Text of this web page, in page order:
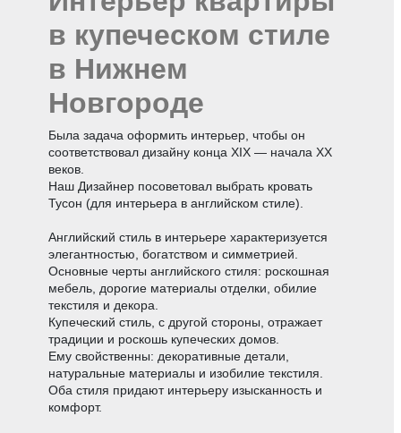
в купеческом стиле
в Нижнем
Новгороде
Была задача оформить интерьер, чтобы он
соответствовал дизайну конца XIX — начала XX
веков.
Наш Дизайнер посоветовал выбрать кровать
Тусон (для интерьера в английском стиле).
Английский стиль в интерьере характеризуется
элегантностью, богатством и симметрией.
Основные черты английского стиля: роскошная
мебель, дорогие материалы отделки, обилие
текстиля и декора.
Купеческий стиль, с другой стороны, отражает
традиции и роскошь купеческих домов.
Ему свойственны: декоративные детали,
натуральные материалы и изобилие текстиля.
Оба стиля придают интерьеру изысканность и
комфорт.